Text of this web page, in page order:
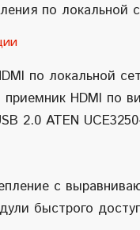
по локальной
по локальной
приемник HDMI по
2.0 ATEN
с
быстрого